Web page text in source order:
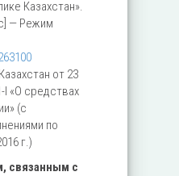
Казахстан».
— Режим
от 23
I «О средствах
(с
по
г.)
связанным с